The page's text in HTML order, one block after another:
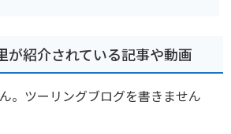
が紹介されている記事や動画
。ツーリングブログを書きません